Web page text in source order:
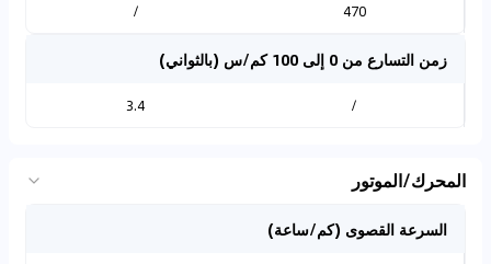
470
/
زمن التسارع من 0 إلى 100 كم/س (بالثواني)
/
3.4
المحرك/الموتور
السرعة القصوى (كم/ساعة)